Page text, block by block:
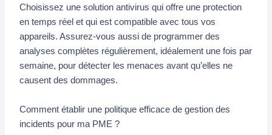
Choisissez une solution antivirus qui offre une protection
en temps réel et qui est compatible avec tous vos
appareils. Assurez-vous aussi de programmer des
analyses complètes régulièrement, idéalement une fois par
semaine, pour détecter les menaces avant qu’elles ne
causent des dommages.
Comment établir une politique efficace de gestion des
incidents pour ma PME ?